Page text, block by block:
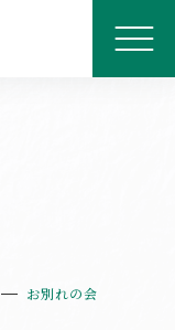
お別れの会